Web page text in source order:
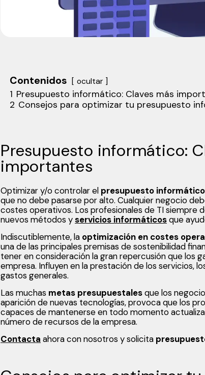
Contenidos ocultar
1 Presupuesto informático: Claves más
2 Consejos para optimizar tu presupuesto
Presupuesto informático:
importantes
Optimizar y/o controlar el presupuesto informático
que no debe pasarse por alto. Cualquier negocio
costes operativos. Los profesionales de TI siempre
nuevos métodos yservicios informáticosque
Indiscutiblemente, la optimización en costes
una de las principales premisas de sostenibilidad
tener en consideración la gran repercusión que los
empresa. Influyen en la prestación de los servicios,
gastos generales.
Las muchas metas presupuestalesque los
aparición de nuevas tecnologías, provoca que los
capaces de mantenerse en todo momento
número de recursos de la empresa.
Contacta ahora con nosotros y solicita